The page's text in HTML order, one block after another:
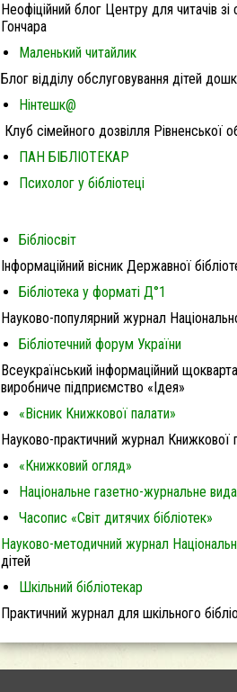
Неофіційний блог Центру для читачів
Гончара
Маленький читайлик
Блог відділу обслуговування дітей
Нінтешк@
Клуб сімейного дозвілля Рівненської
ПАН БІБЛІОТЕКАР
Психолог у бібліотеці
Бібліосвіт
Інформаційний вісник Державної
Бібліотека у форматі Д°1
Науково-популярний журнал
Бібліотечний форум України
Всеукраїнський інформаційний
виробниче підприємство «Ідея»
«Вісник Книжкової палати»
Науково-практичний журнал Книжкової
«Книжковий огляд»
Національне газетно-журнальне
Часопис «Світ дитячих бібліотек»
Науково-методичний журнал
дітей
Шкільний бібліотекар
Практичний журнал для шкільного